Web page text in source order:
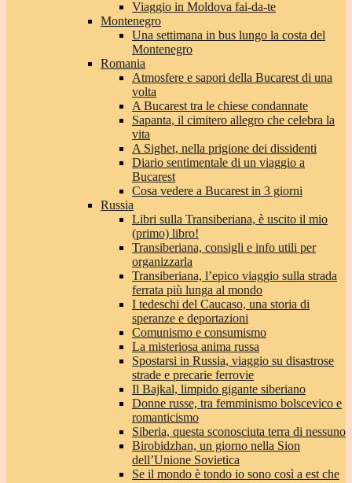
Viaggio in Moldova fai-da-te
Montenegro
Una settimana in bus lungo la costa del
Montenegro
Romania
Atmosfere e sapori della Bucarest di una
volta
A Bucarest tra le chiese condannate
Sapanta, il cimitero allegro che celebra la
vita
A Sighet, nella prigione dei dissidenti
Diario sentimentale di un viaggio a
Bucarest
Cosa vedere a Bucarest in 3 giorni
Russia
Libri sulla Transiberiana, è uscito il mio
(primo) libro!
Transiberiana, consigli e info utili per
organizzarla
Transiberiana, l’epico viaggio sulla strada
ferrata più lunga al mondo
I tedeschi del Caucaso, una storia di
speranze e deportazioni
Comunismo e consumismo
La misteriosa anima russa
Spostarsi in Russia, viaggio su disastrose
strade e precarie ferrovie
Il Bajkal, limpido gigante siberiano
Donne russe, tra femminismo bolscevico e
romanticismo
Siberia, questa sconosciuta terra di nessuno
Birobidzhan, un giorno nella Sion
dell’Unione Sovietica
Se il mondo è tondo io sono così a est che